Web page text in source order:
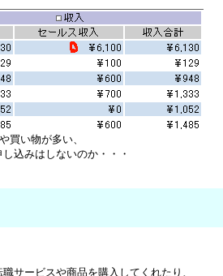
込みはしないのか・・・
サービスや商品を購入してくれたり、